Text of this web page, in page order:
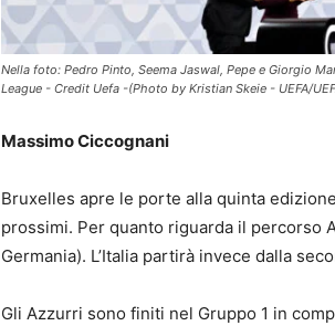
Nella foto: Pedro Pinto, Seema Jaswal, Pepe e Giorgio
League - Credit Uefa -(Photo by Kristian Skeie - UEFA/
Massimo Ciccognani
Bruxelles apre le porte alla quinta
prossimi. Per quanto riguarda il percorso
Germania). L’Italia partirà invece dalla
Gli Azzurri sono finiti nel Gruppo 1 in